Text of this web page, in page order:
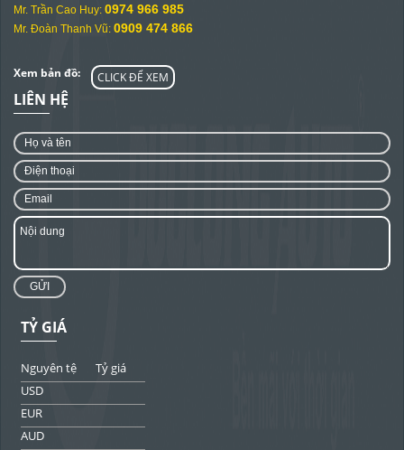
Mr. Trần Cao Huy: 0974 966 985
Mr. Đoàn Thanh Vũ: 0909 474 866
Xem bản đồ: CLICK ĐỂ XEM
LIÊN HỆ
GỬI
TỶ GIÁ
Nguyên tệ
Tỷ giá
USD
EUR
AUD